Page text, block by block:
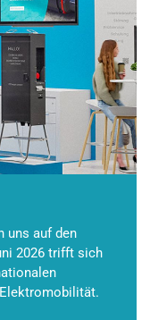
uns auf den
2026 trifft sich